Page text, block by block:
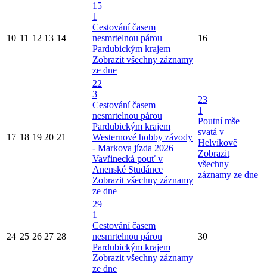
10 11 12 13 14
15
1
Cestování časem
nesmrtelnou párou
Pardubickým krajem
Zobrazit všechny záznamy
ze dne
16
17 18 19 20 21
22
3
Cestování časem
nesmrtelnou párou
Pardubickým krajem
Westernové hobby závody
- Markova jízda 2026
Vavřinecká pouť v
Anenské Studánce
Zobrazit všechny záznamy
ze dne
23
1
Poutní mše
svatá v
Helvíkově
Zobrazit
všechny
záznamy ze dne
24 25 26 27 28
29
1
Cestování časem
nesmrtelnou párou
Pardubickým krajem
Zobrazit všechny záznamy
ze dne
30